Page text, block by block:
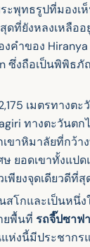
ะพุทธรูปที่มองเ
ดที่ยังหลงเหลือ
คําของ Hiranya
ซึ่งถือเป็นพิพิธ
เมตรทาง
ทางตะวันตก
ขาหิมาลัยที่กว้า
ยอดเขาทั้งแป
พียงจุดเดียวดีที่สุ
สโกและเป็นหนึ่
ยพื้นที่ รถจี๊ปซาฟ
ห่งนี้มีประชาก